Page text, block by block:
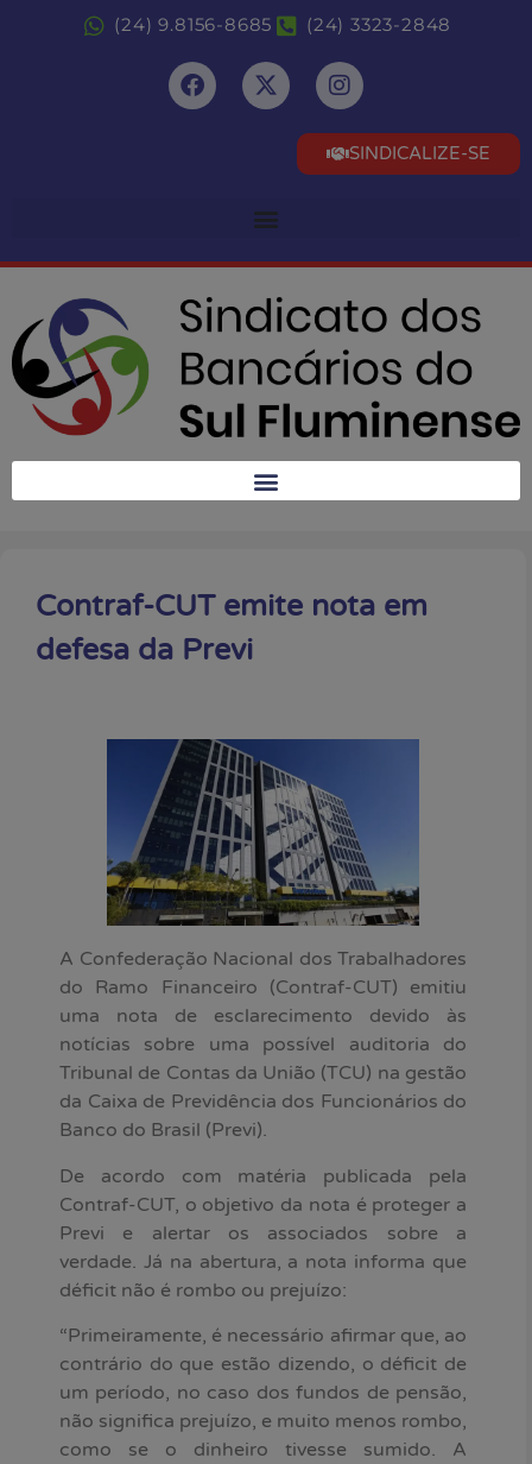
(24) 9.8156-8685 (24) 3323-2848
SINDICALIZE-SE
Contraf-CUT emite nota em
defesa da Previ
A Confederação Nacional dos Trabalhadores
do Ramo Financeiro (Contraf-CUT) emitiu
uma nota de esclarecimento devido às
notícias sobre uma possível auditoria do
Tribunal de Contas da União (TCU) na gestão
da Caixa de Previdência dos Funcionários do
Banco do Brasil (Previ).
De acordo com matéria publicada pela
Contraf-CUT, o objetivo da nota é proteger a
Previ e alertar os associados sobre a
verdade. Já na abertura, a nota informa que
déficit não é rombo ou prejuízo:
“Primeiramente, é necessário afirmar que, ao
contrário do que estão dizendo, o déficit de
um período, no caso dos fundos de pensão,
não significa prejuízo, e muito menos rombo,
como se o dinheiro tivesse sumido. A